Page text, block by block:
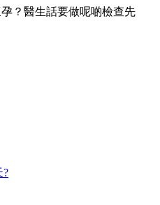
？醫生話要做呢啲檢查先
?